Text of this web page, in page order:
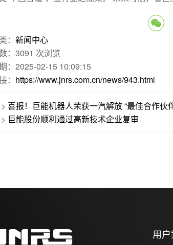
： 新闻中心
： 3091 次浏览
：2025-02-15 10:09:15
： https://www.jnrs.com.cn/news/943.html
喜报！巨能机器人荣获一汽解放 “最佳合作伙
巨能股份顺利通过高新技术企业复审
用